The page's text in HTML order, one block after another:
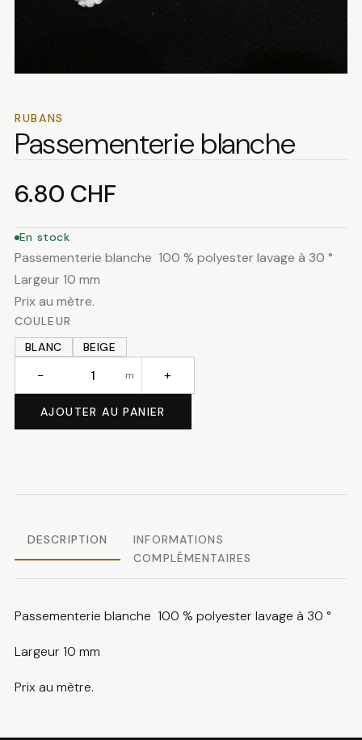
RUBANS
Passementerie blanche
6.80 CHF
En stock
Passementerie blanche 100 % polyester lavage à 30 °
Largeur 10 mm
Prix au mètre.
COULEUR
BLANC
BEIGE
Passementerie
− m +
AJOUTER AU PANIER
DESCRIPTION
INFORMATIONS
COMPLÉMENTAIRES
Passementerie blanche 100 % polyester lavage à 30 °
Largeur 10 mm
Prix au mètre.